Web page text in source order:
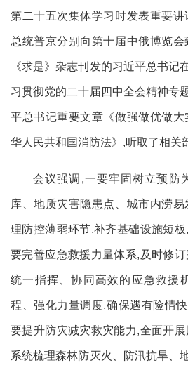
第二十五次集体学习时发表重要
总统普京分别向第十届中俄博览
《求是》杂志刊发的习近平总书记
习贯彻党的二十届四中全会精神专
平总书记重要文章《做强做优做大
华人民共和国消防法》,听取了相关
会议强调,一要牢固树立预防
库、地质灾害隐患点、城市内涝
理防控薄弱环节,补齐基础设施短
要完善应急救援力量体系,及时修
统一指挥、协同高效的应急救援
程、强化力量调度,确保遇有险情
要提升防灾减灾救灾能力,全面开
系统梳理森林防灭火、防汛抗旱、